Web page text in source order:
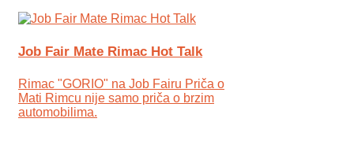
Job Fair Mate Rimac Hot Talk
Rimac "GORIO" na Job Fairu Priča o
Mati Rimcu nije samo priča o brzim
automobilima.